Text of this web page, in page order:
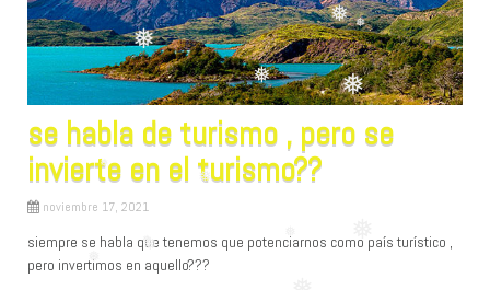
❅
❅
❅
❅
❅
❅
se habla de turismo , pero se
invierte en el turismo??
noviembre 17, 2021
siempre se habla que tenemos que potenciarnos como país turístico ,
pero invertimos en aquello???